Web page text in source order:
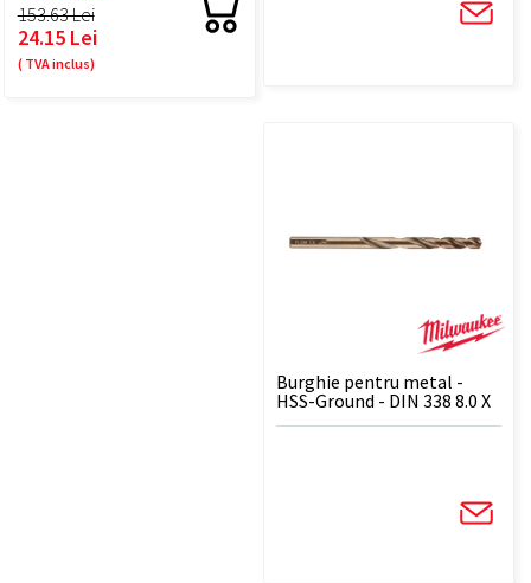
153.63 Lei
24.15 Lei
( TVA inclus)
Burghie pentru metal -
HSS-Ground - DIN 338 8.0 X
117 - 1 BUC